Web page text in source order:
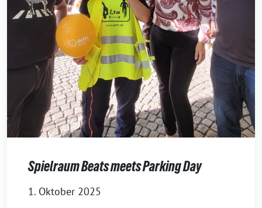
Spielraum Beats meets Parking Day
1. Oktober 2025